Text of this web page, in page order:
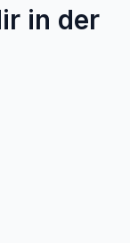
in der